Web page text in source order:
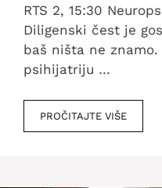
RTS 2, 15:30
Diligenski čest je
baš ništa ne
psihijatriju …
PROČITAJTE VIŠE